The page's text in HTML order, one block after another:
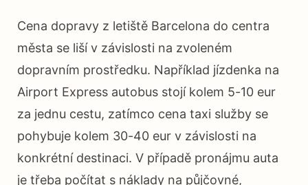
Cena dopravy z letiště Barcelona do centra
města se liší v závislosti na zvoleném
dopravním prostředku. Například jízdenka na
Airport Express autobus stojí kolem 5-10 eur
za jednu cestu, zatímco cena taxi služby se
pohybuje kolem 30-40 eur v závislosti na
konkrétní destinaci. V případě pronájmu auta
je třeba počítat s náklady na půjčovné,